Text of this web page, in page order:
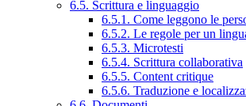
6.5. Scrittura e linguaggio
6.5.1. Come leggono le
6.5.2. Le regole per un
6.5.3. Microtesti
6.5.4. Scrittura collaborativa
6.5.5. Content critique
6.5.6. Traduzione e